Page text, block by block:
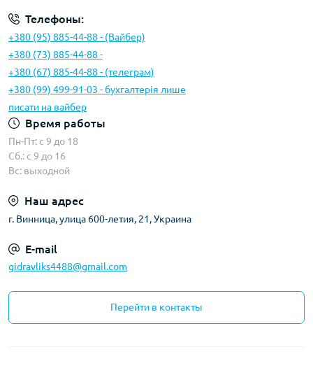
Телефоны:
+380 (95) 885-44-88 - (Вайбер)
+380 (73) 885-44-88 -
+380 (67) 885-44-88 - (телеграм)
+380 (99) 499-91-03 - бухгалтерія лише
писати на вайбер
Время работы
Пн-Пт: с 9 до 18
Сб.: с 9 до 16
Вс: выходной
Наш адрес
г. Винница, улица 600-летия, 21, Украина
E-mail
gidravliks4488@gmail.com
Перейти в контакты